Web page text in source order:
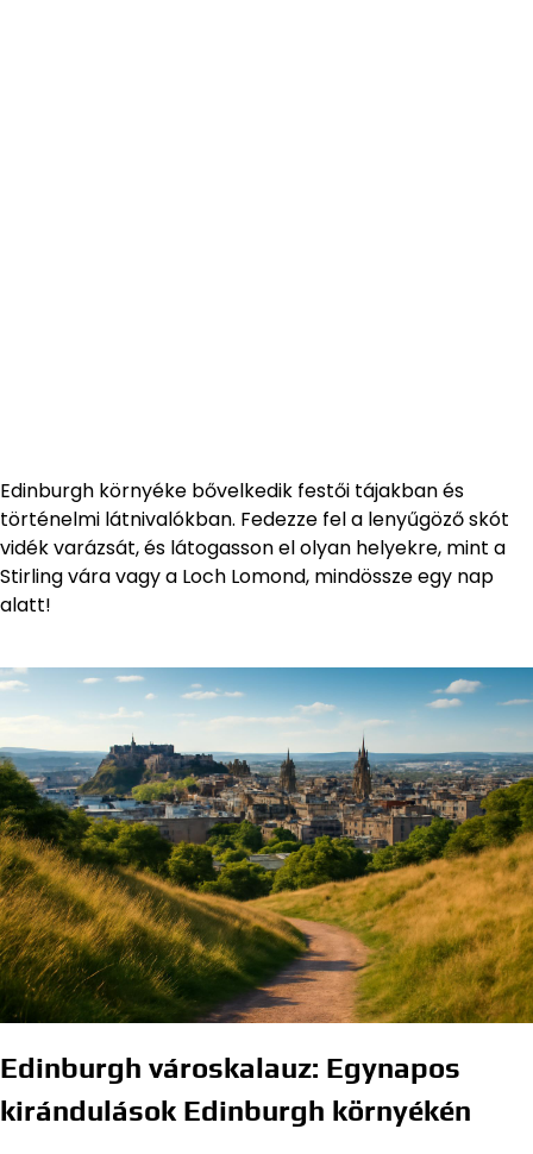
Edinburgh környéke bővelkedik festői tájakban és
történelmi látnivalókban. Fedezze fel a lenyűgöző skót
vidék varázsát, és látogasson el olyan helyekre, mint a
Stirling vára vagy a Loch Lomond, mindössze egy nap
alatt!
Edinburgh városkalauz: Egynapos
kirándulások Edinburgh környékén